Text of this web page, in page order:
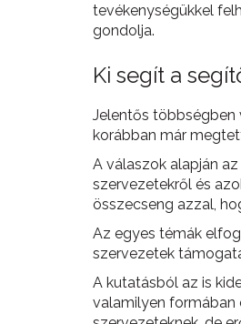
tevékenységükkel
gondolja.
Ki segít a
Jelentős többségben
korábban már
A válaszok alapján
szervezetekről és
összecseng azzal,
Az egyes témák
szervezetek
A kutatásból az is
valamilyen formában